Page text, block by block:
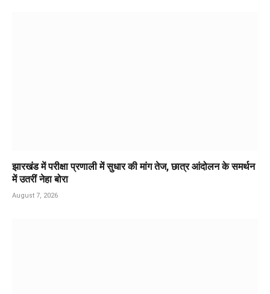
झारखंड में परीक्षा प्रणाली में सुधार की मांग तेज, छात्र आंदोलन के समर्थन
में उतरीं नेहा बोरा
August 7, 2026